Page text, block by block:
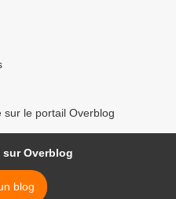
sur le portail Overblog
Overblog
blog